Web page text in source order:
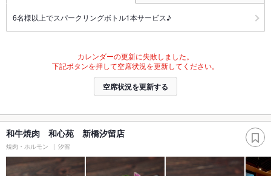
6名様以上でスパークリングボトル1本サービス♪
カレンダーの更新に失敗しました。
下記ボタンを押して空席状況を更新してください。
空席状況を更新する
和牛焼肉 和心苑 新橋汐留店
焼肉・ホルモン 汐留